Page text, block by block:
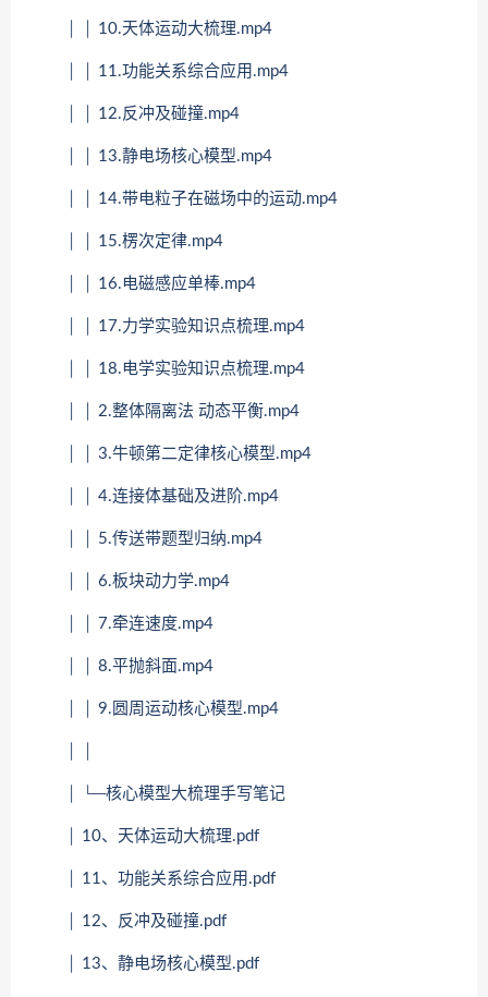
│ │ 10.天体运动大梳理.mp4
│ │ 11.功能关系综合应用.mp4
│ │ 12.反冲及碰撞.mp4
│ │ 13.静电场核心模型.mp4
│ │ 14.带电粒子在磁场中的运动.mp4
│ │ 15.楞次定律.mp4
│ │ 16.电磁感应单棒.mp4
│ │ 17.力学实验知识点梳理.mp4
│ │ 18.电学实验知识点梳理.mp4
│ │ 2.整体隔离法 动态平衡.mp4
│ │ 3.牛顿第二定律核心模型.mp4
│ │ 4.连接体基础及进阶.mp4
│ │ 5.传送带题型归纳.mp4
│ │ 6.板块动力学.mp4
│ │ 7.牵连速度.mp4
│ │ 8.平抛斜面.mp4
│ │ 9.圆周运动核心模型.mp4
│ └─核心模型大梳理手写笔记
│ 10、天体运动大梳理.pdf
│ 11、功能关系综合应用.pdf
│ 12、反冲及碰撞.pdf
│ 13、静电场核心模型.pdf